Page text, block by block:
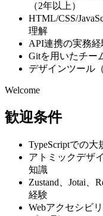
（2年以上）
HTML/CSS/
理解
API連携の実務経
Gitを用いたチー
デザインツール
Welcome
歓迎条件
TypeScriptでの大
アトミックデザ
知識
Zustand、Jotai、
経験
Webアクセシビ